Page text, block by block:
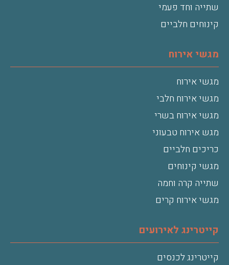
שתייה וחד פעמי
קינוחים חלביים
מגשי אירוח
מגשי אירוח
מגשי אירוח חלבי
מגשי אירוח בשרי
מגש אירוח טבעוני
כריכים חלביים
מגשי קינוחים
שתייה קרה וחמה
מגשי אירוח קרים
קייטרינג לאירועים
קייטרינג לכנסים